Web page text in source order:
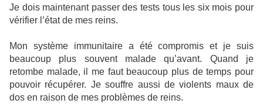
Je dois maintenant passer des tests tous les six mois pour
vérifier l’état de mes reins.
Mon système immunitaire a été compromis et je suis
beaucoup plus souvent malade qu’avant. Quand je
retombe malade, il me faut beaucoup plus de temps pour
pouvoir récupérer. Je souffre aussi de violents maux de
dos en raison de mes problèmes de reins.